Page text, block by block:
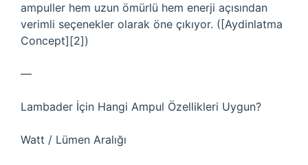
ampuller hem uzun ömürlü hem enerji açısından
verimli seçenekler olarak öne çıkıyor. ([Aydinlatma
Concept][2])
—
Lambader İçin Hangi Ampul Özellikleri Uygun?
Watt / Lümen Aralığı